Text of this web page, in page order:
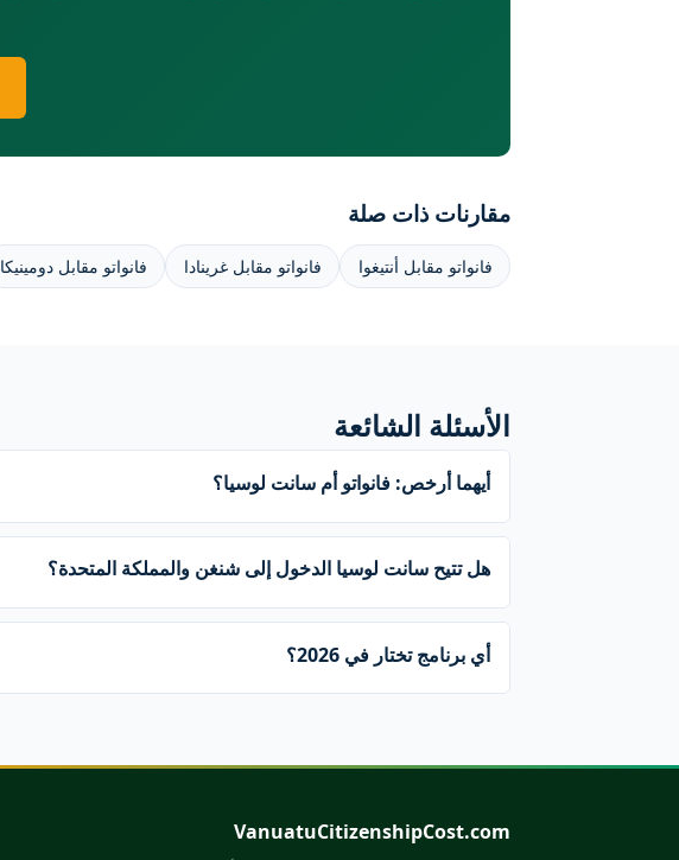
مقارنات ذات صلة
فانواتو مقابل أنتيغوا فانواتو مقابل غرينادا فانواتو مقابل دومينيكا
الأسئلة الشائعة
أيهما أرخص: فانواتو أم سانت لوسيا؟
هل تتيح سانت لوسيا الدخول إلى شنغن والمملكة المتحدة؟
أي برنامج تختار في 2026؟
VanuatuCitizenshipCost.com